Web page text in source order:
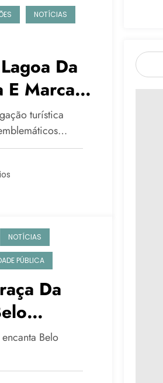
NOTÍCIAS
Da
E Marca
Na
turística
NOTÍCIAS
PÚBLICA
Da
A
Magia
Belo